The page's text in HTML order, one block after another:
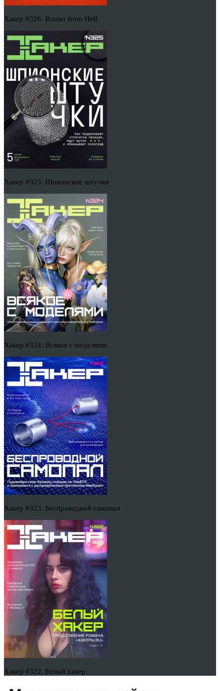
Хакер #326. Router from Hell
Хакер #325. Шпионские штучки
Хакер #324. Всякое с моделями
Хакер #323. Беспроводной самопал
Хакер #322. Белый хакер